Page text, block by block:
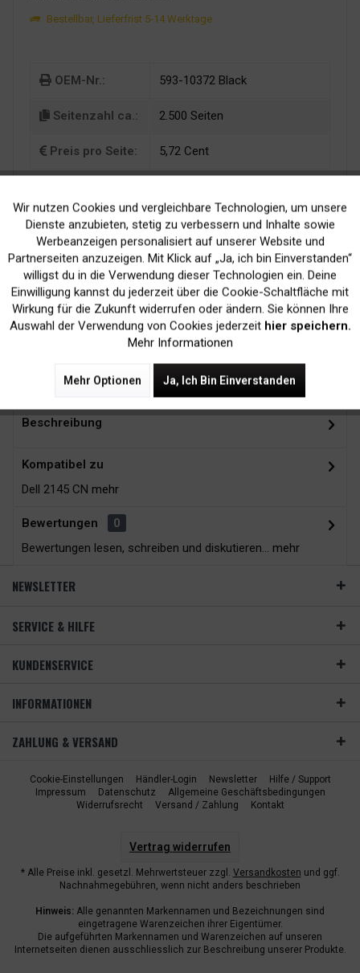
Bestellbar, Lieferfrist 5-14 Werktage
OEM-Nr.: 593-10372 Black
Seitenzahl ca.: 2.500 Seiten
Preis pro Seite: 5,72 Cent
Kein Verlust der
Druckergarantie
Versand innerhalb von
24H*
Zubehör 12
Beschreibung
Kompatibel zu
Dell 2145 CN mehr
Bewertungen
0
Bewertungen lesen, schreiben und diskutieren... mehr
NEWSLETTER
SERVICE & HILFE
KUNDENSERVICE
INFORMATIONEN
ZAHLUNG & VERSAND
Cookie-Einstellungen Händler-Login Newsletter
Hilfe / Support
Impressum
Datenschutz
Allgemeine Geschäftsbedingungen
Widerrufsrecht
Versand / Zahlung Kontakt
Vertrag widerrufen
* Alle Preise inkl. gesetzl. Mehrwertsteuer zzgl. Versandkosten und ggf.
Nachnahmegebühren, wenn nicht anders beschrieben
Hinweis: Alle genannten Markennamen und Bezeichnungen sind
eingetragene Warenzeichen ihrer Eigentümer.
Die aufgeführten Markennamen und Warenzeichen auf unseren
Internetseiten dienen ausschliesslich zur Beschreibung unserer Produkte.
Funktionale Aktiv
Marketing Inaktiv
Tracking Inaktiv
Wir nutzen Cookies und vergleichbare Technologien, um unsere
Dienste anzubieten, stetig zu verbessern und Inhalte sowie
Werbeanzeigen personalisiert auf unserer Website und
Partnerseiten anzuzeigen. Mit Klick auf „Ja, ich bin Einverstanden“
willigst du in die Verwendung dieser Technologien ein. Deine
Einwilligung kannst du jederzeit über die Cookie-Schaltfläche mit
Wirkung für die Zukunft widerrufen oder ändern. Sie können Ihre
Auswahl der Verwendung von Cookies jederzeit hier speichern.
Mehr Informationen
Mehr Optionen Ja, Ich Bin Einverstanden